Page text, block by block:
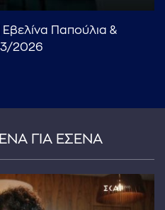
προς αναζήτηση
Παπούλια &
2026
ΓΙΑ ΕΣΕΝΑ